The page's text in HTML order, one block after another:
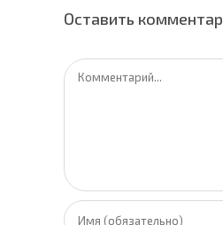
Оставить
Комментарий